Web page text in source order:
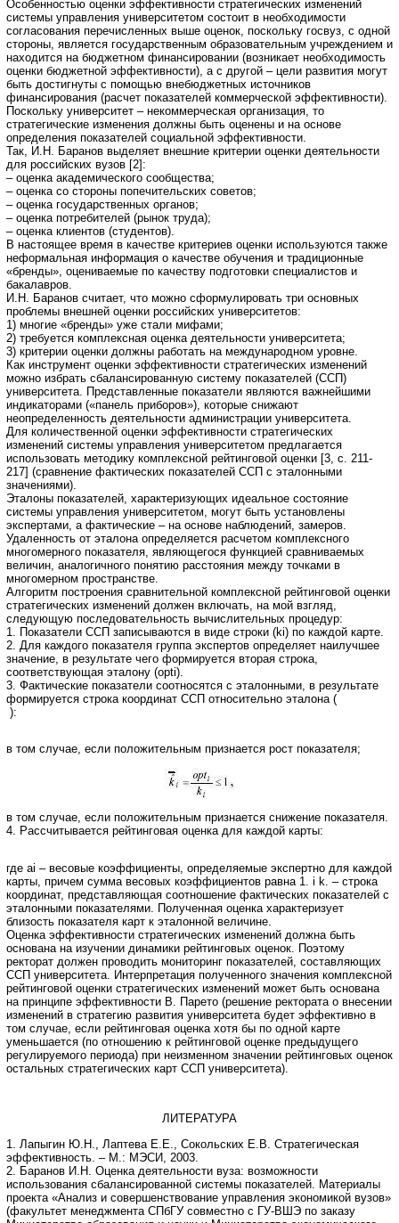
Особенностью оценки эффективности стратегических изменений
системы управления университетом состоит в необходимости
согласования перечисленных выше оценок, поскольку госвуз, с одной
стороны, является государственным образовательным учреждением и
находится на бюджетном финансировании (возникает необходимость
оценки бюджетной эффективности), а с другой – цели развития могут
быть достигнуты с помощью внебюджетных источников
финансирования (расчет показателей коммерческой эффективности).
Поскольку университет – некоммерческая организация, то
стратегические изменения должны быть оценены и на основе
определения показателей социальной эффективности.
Так, И.Н. Баранов выделяет внешние критерии оценки деятельности
для российских вузов [2]:
– оценка академического сообщества;
– оценка со стороны попечительских советов;
– оценка государственных органов;
– оценка потребителей (рынок труда);
– оценка клиентов (студентов).
В настоящее время в качестве критериев оценки используются также
неформальная информация о качестве обучения и традиционные
«бренды», оцениваемые по качеству подготовки специалистов и
бакалавров.
И.Н. Баранов считает, что можно сформулировать три основных
проблемы внешней оценки российских университетов:
1) многие «бренды» уже стали мифами;
2) требуется комплексная оценка деятельности университета;
3) критерии оценки должны работать на международном уровне.
Как инструмент оценки эффективности стратегических изменений
можно избрать сбалансированную систему показателей (ССП)
университета. Представленные показатели являются важнейшими
индикаторами («панель приборов»), которые снижают
неопределенность деятельности администрации университета.
Для количественной оценки эффективности стратегических
изменений системы управления университетом предлагается
использовать методику комплексной рейтинговой оценки [3, с. 211-
217] (сравнение фактических показателей ССП с эталонными
значениями).
Эталоны показателей, характеризующих идеальное состояние
системы управления университетом, могут быть установлены
экспертами, а фактические – на основе наблюдений, замеров.
Удаленность от эталона определяется расчетом комплексного
многомерного показателя, являющегося функцией сравниваемых
величин, аналогичного понятию расстояния между точками в
многомерном пространстве.
Алгоритм построения сравнительной комплексной рейтинговой оценки
стратегических изменений должен включать, на мой взгляд,
следующую последовательность вычислительных процедур:
1. Показатели ССП записываются в виде строки (ki) по каждой карте.
2. Для каждого показателя группа экспертов определяет наилучшее
значение, в результате чего формируется вторая строка,
соответствующая эталону (opti).
3. Фактические показатели соотносятся с эталонными, в результате
формируется строка координат ССП относительно эталона (
):
в том случае, если положительным признается рост показателя;
в том случае, если положительным признается снижение показателя.
4. Рассчитывается рейтинговая оценка для каждой карты:
где ai – весовые коэффициенты, определяемые экспертно для каждой
карты, причем сумма весовых коэффициентов равна 1. i k. – строка
координат, представляющая соотношение фактических показателей с
эталонными показателями. Полученная оценка характеризует
близость показателя карт к эталонной величине.
Оценка эффективности стратегических изменений должна быть
основана на изучении динамики рейтинговых оценок. Поэтому
ректорат должен проводить мониторинг показателей, составляющих
ССП университета. Интерпретация полученного значения комплексной
рейтинговой оценки стратегических изменений может быть основана
на принципе эффективности В. Парето (решение ректората о внесении
изменений в стратегию развития университета будет эффективно в
том случае, если рейтинговая оценка хотя бы по одной карте
уменьшается (по отношению к рейтинговой оценке предыдущего
регулируемого периода) при неизменном значении рейтинговых оценок
остальных стратегических карт ССП университета).
ЛИТЕРАТУРА
1. Лапыгин Ю.Н., Лаптева Е.Е., Сокольских Е.В. Стратегическая
эффективность. – М.: МЭСИ, 2003.
2. Баранов И.Н. Оценка деятельности вуза: возможности
использования сбалансированной системы показателей. Материалы
проекта «Анализ и совершенствование управления экономикой вузов»
(факультет менеджмента СПбГУ совместно с ГУ-ВШЭ по заказу